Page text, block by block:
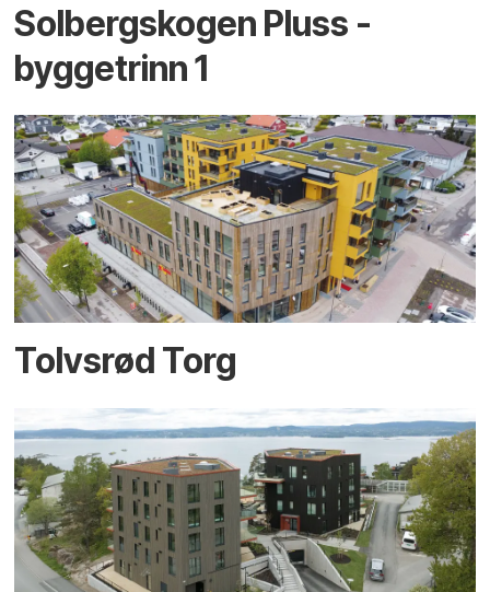
Solbergskogen Pluss -
byggetrinn 1
Tolvsrød Torg